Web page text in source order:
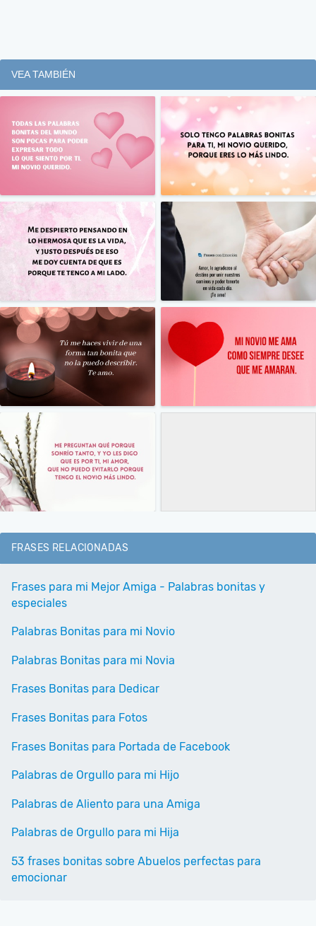
VEA TAMBIÉN
FRASES RELACIONADAS
Frases para mi Mejor Amiga - Palabras bonitas y
especiales
Palabras Bonitas para mi Novio
Palabras Bonitas para mi Novia
Frases Bonitas para Dedicar
Frases Bonitas para Fotos
Frases Bonitas para Portada de Facebook
Palabras de Orgullo para mi Hijo
Palabras de Aliento para una Amiga
Palabras de Orgullo para mi Hija
53 frases bonitas sobre Abuelos perfectas para
emocionar